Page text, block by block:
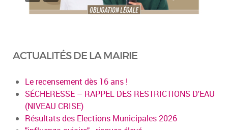
ACTUALITÉS DE LA MAIRIE
Le recensement dès 16 ans !
SÉCHERESSE – RAPPEL DES RESTRICTIONS D'EAU
(NIVEAU CRISE)
Résultats des Elections Municipales 2026